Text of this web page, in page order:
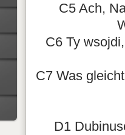
C5 Ach,
C6 Ty
C7 Was
D1